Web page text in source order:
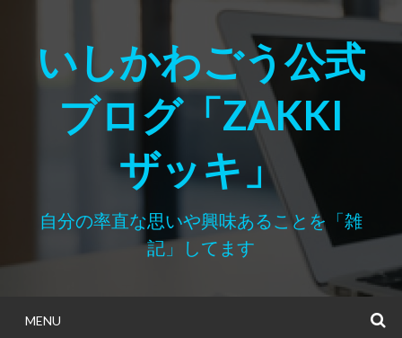
contentいしかわごう公式
ブログ「ZAKKI
ザッキ」
自分の率直な思いや興味あることを「雑
記」してます
MENU